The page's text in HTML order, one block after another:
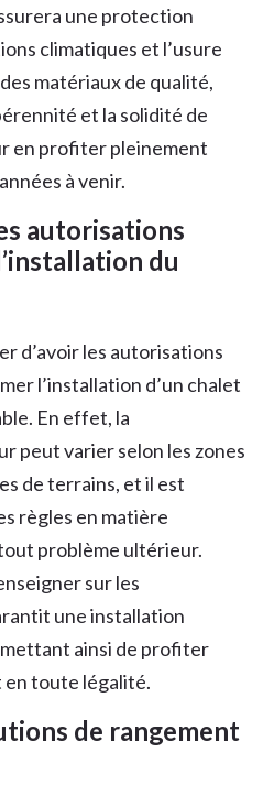
une protection
climatiques et l’usure
matériaux de qualité,
et la solidité de
en profiter pleinement
à venir.
autorisations
du
d’avoir les autorisations
l’installation d’un chalet
En effet, la
peut varier selon les zones
de terrains, et il est
règles en matière
problème ultérieur.
sur les
une installation
ainsi de profiter
en toute légalité.
de rangement